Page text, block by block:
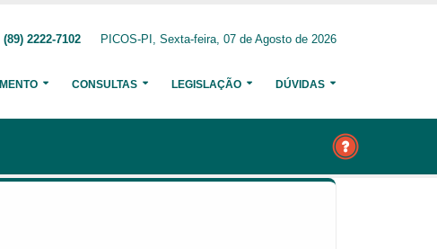
(89) 2222-7102 PICOS-PI, Sexta-feira, 07 de Agosto de 2026
CONSULTAS LEGISLAÇÃO DÚVIDAS